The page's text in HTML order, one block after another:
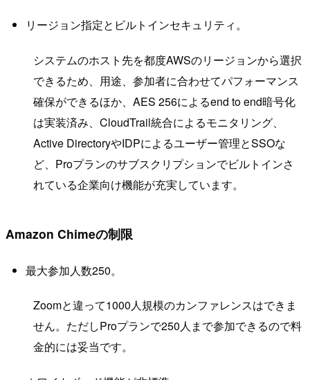
リージョン指定とビルトインセキュリティ。
システムのホスト先を都度AWSのリージョンから選択
できるため、用途、参加者に合わせてパフォーマンス
確保ができるほか、AES 256によるend to end暗号化
は実装済み、CloudTrail統合によるモニタリング、
Active DirectoryやIDPによるユーザー管理とSSOな
ど、Proプランのサブスクリプションでビルトインさ
れている企業向け機能が充実しています。
Amazon Chimeの制限
最大参加人数250。
Zoomと違って1000人規模のカンファレンスはできま
せん。ただしProプランで250人まで参加できるので料
金的には妥当です。